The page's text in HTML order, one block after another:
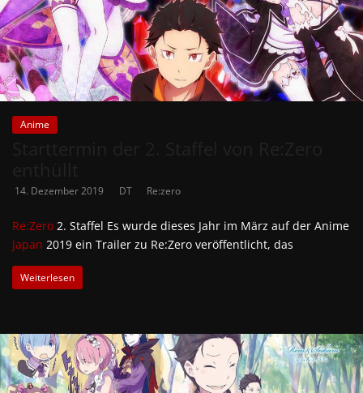
Anime
14. Dezember 2019 DT Re:zero
Re:Zero 2. Staffel Es wurde dieses Jahr im März auf der Anime
Japan 2019 ein Trailer zu Re:Zero veröffentlicht, das
Weiterlesen